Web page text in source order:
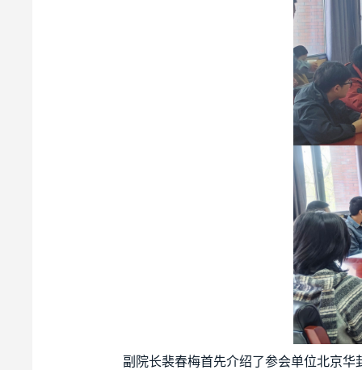
副院长裴春梅首先介绍了参会单位北京